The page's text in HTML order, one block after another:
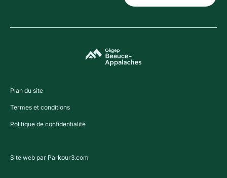
Plan du site
Termes et conditions
Politique de confidentialité
Site web par Parkour3.com